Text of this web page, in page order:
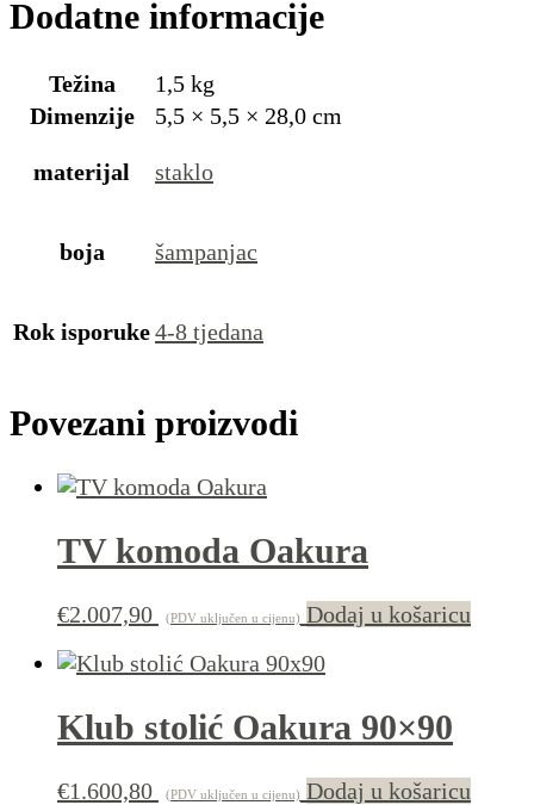
Dodatne informacije
Težina
1,5 kg
Dimenzije
5,5 × 5,5 × 28,0 cm
materijal staklo
boja šampanjac
Rok isporuke4-8 tjedana
Povezani proizvodi
TV komoda Oakura
€2.007,90 (PDV uključen u cijenu) Dodaj u košaricu
Klub stolić Oakura 90×90
€1.600,80 (PDV uključen u cijenu) Dodaj u košaricu